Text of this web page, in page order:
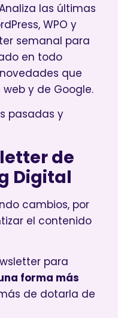
las últimas
WPO y
semanal para
en todo
que
y de Google.
pasadas y
de
Digital
cambios, por
el contenido
para
forma más
de dotarla de